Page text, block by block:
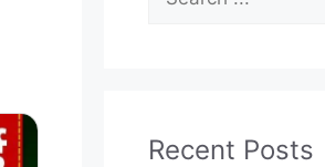
Recent Posts